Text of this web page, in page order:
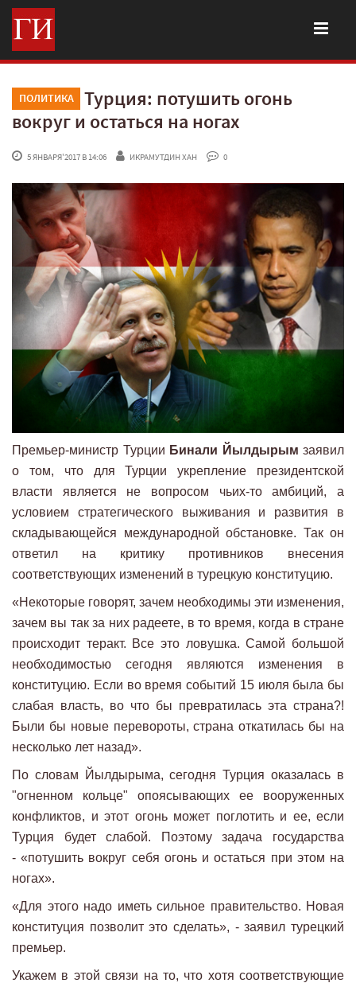
ПОЛИТИКА
Турция: потушить огонь
вокруг и остаться на ногах
5 ЯНВАРЯ'2017 В 14:06 ИКРАМУТДИН ХАН 0
Премьер-министр Турции Бинали Йылдырым заявил
о том, что для Турции укрепление президентской
власти является не вопросом чьих-то амбиций, а
условием стратегического выживания и развития в
складывающейся международной обстановке. Так он
ответил на критику противников внесения
соответствующих изменений в турецкую конституцию.
«Некоторые говорят, зачем необходимы эти изменения,
зачем вы так за них радеете, в то время, когда в стране
происходит теракт. Все это ловушка. Самой большой
необходимостью сегодня являются изменения в
конституцию. Если во время событий 15 июля была бы
слабая власть, во что бы превратилась эта страна?!
Были бы новые перевороты, страна откатилась бы на
несколько лет назад».
По словам Йылдырыма, сегодня Турция оказалась в
"огненном кольце" опоясывающих ее вооруженных
конфликтов, и этот огонь может поглотить и ее, если
Турция будет слабой. Поэтому задача государства
- «потушить вокруг себя огонь и остаться при этом на
ногах».
«Для этого надо иметь сильное правительство. Новая
конституция позволит это сделать», - заявил турецкий
премьер.
Укажем в этой связи на то, что хотя соответствующие